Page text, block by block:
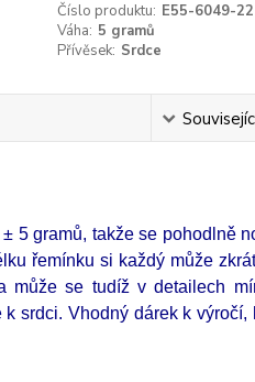
Číslo produktu: E55-6049-22
Váha: 5 gramů
Přívěsek: Srdce
5 gramů, takže se pohodlně
řemínku si každý může
může se tudíž v detailech
srdci. Vhodný dárek k